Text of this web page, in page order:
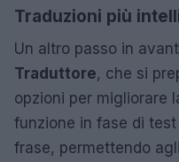
Traduzioni più
Un altro passo in
Traduttore, che si
opzioni per migliorare
funzione in fase di
frase, permettendo